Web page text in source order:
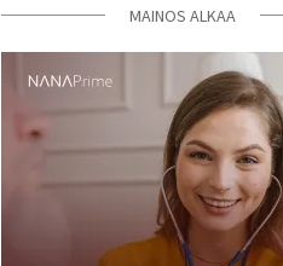
MAINOS ALKAA
MAINOS ALKAA